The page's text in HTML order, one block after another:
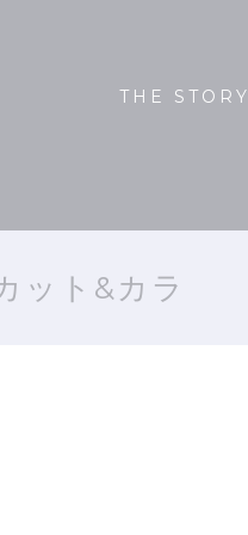
THE STORY
ット&カラ